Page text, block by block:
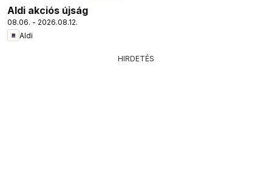
Aldi akciós újság
08.06. - 2026.08.12.
Aldi
HIRDETÉS